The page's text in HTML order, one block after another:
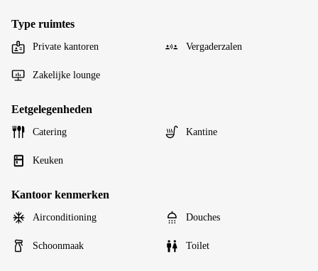
Type ruimtes
Private kantoren Vergaderzalen
Zakelijke lounge
Eetgelegenheden
Catering Kantine
Keuken
Kantoor kenmerken
Airconditioning Douches
Schoonmaak Toilet